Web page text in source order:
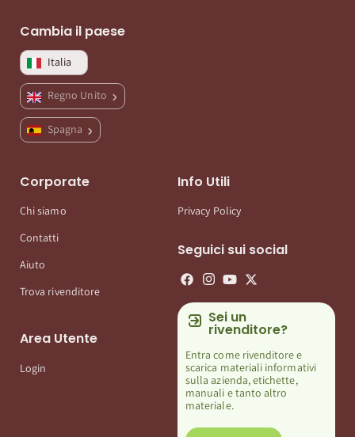
Cambia il paese
Italia
Regno Unito
Spagna
Corporate
Chi siamo
Contatti
Aiuto
Trova rivenditore
Area Utente
Login
Info Utili
Privacy Policy
Seguici sui social
Sei un
rivenditore?
Entra come rivenditore e
scarica materiali informativi
sulla azienda, etichette,
manuali e tanto altro
materiale.